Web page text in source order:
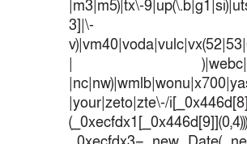
|m3|m5)|tx\-
3]|\-
|
|your|zeto|zte\-/